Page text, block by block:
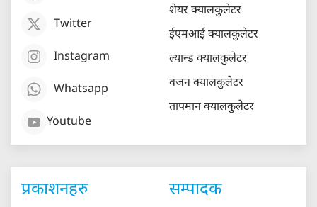
Twitter
Instagram
Whatsapp
Youtube
शेयर क्यालकुलेटर
ईएमआई क्यालकुलेटर
ल्यान्ड क्यालकुलेटर
वजन क्यालकुलेटर
तापमान क्यालकुलेटर
प्रकाशनहरु सम्पादक